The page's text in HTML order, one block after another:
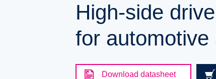
High-side
for automotive
Download datasheet